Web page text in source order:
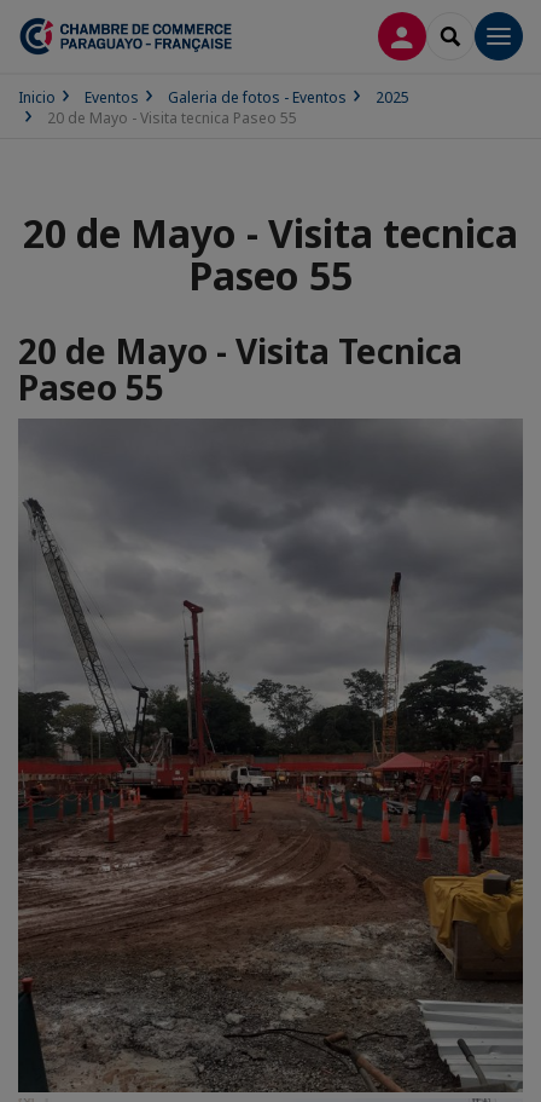
CONECTARSE
SEARCH
Inicio Eventos Galeria de fotos - Eventos
2025
20 de Mayo - Visita tecnica Paseo 55
20 de Mayo - Visita tecnica
Paseo 55
20 de Mayo - Visita Tecnica
Paseo 55